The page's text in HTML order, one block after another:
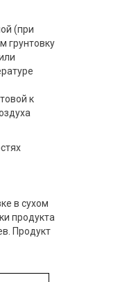
(при
грунтовку
к
в сухом
продукта
Продукт